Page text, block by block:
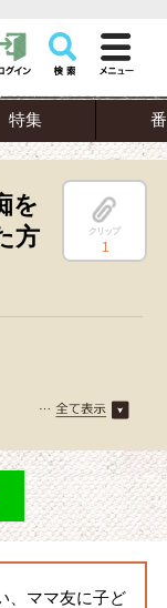
特集
を
方
クリップ
1
、ママ友に子ど